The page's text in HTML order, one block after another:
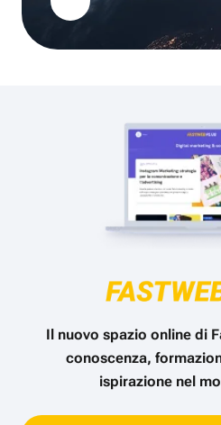
Il nuovo spazio online di
conoscenza,
ispirazione nel